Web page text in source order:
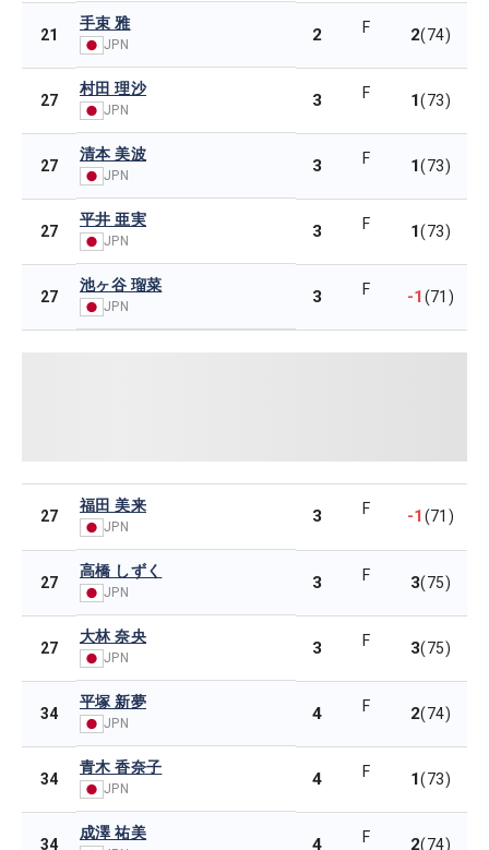
21
手束 雅
JPN 2 F 2(74)
27
村田 理沙
JPN 3 F 1(73)
27
清本 美波
JPN 3 F 1(73)
27
平井 亜実
JPN 3 F 1(73)
27
池ヶ谷 瑠菜
JPN 3 F -1(71)
27
福田 美来
JPN
3 F -1(71)
27
高橋 しずく
JPN 3 F 3(75)
27
大林 奈央
JPN 3 F 3(75)
34
平塚 新夢
JPN 4 F 2(74)
34
青木 香奈子
JPN 4 F 1(73)
34
成澤 祐美
4 F 2(74)